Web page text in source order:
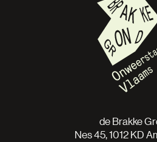
de Brakke
Nes 45, 1012 KD